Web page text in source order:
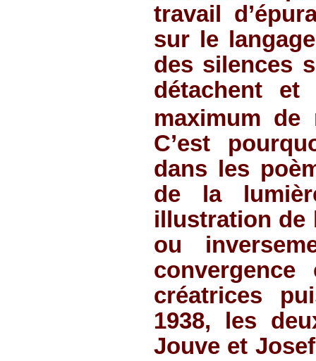
travail
sur le
des silences
détachent
maximum de
C’est
dans les
de la
illustration de
ou
convergence
créatrices
1938, les
Jouve et